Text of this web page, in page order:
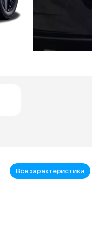
Все характеристики